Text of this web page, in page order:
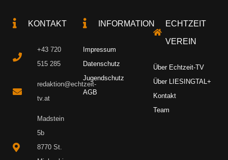
KONTAKT
+43 720
515 285
redaktion@echtzeit-
tv.at
Madstein
5b
8770 St.
INFORMATION
Impressum
Datenschutz
Jugendschutz
AGB
ECHTZEIT
VEREIN
Über Echtzeit-TV
Über LIESINGTAL+
Kontakt
Team